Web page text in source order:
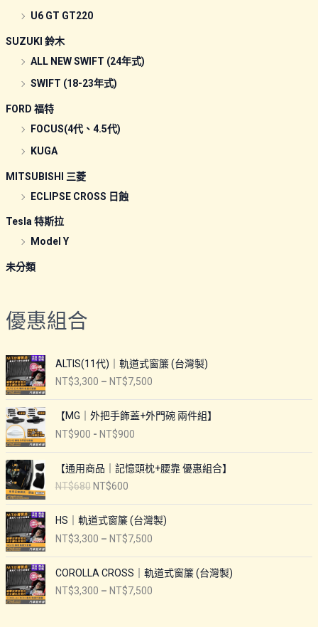
U6 GT GT220
SUZUKI 鈴木
ALL NEW SWIFT (24年式)
SWIFT (18-23年式)
FORD 福特
FOCUS(4代、4.5代)
KUGA
MITSUBISHI 三菱
ECLIPSE CROSS 日蝕
Tesla 特斯拉
Model Y
未分類
優惠組合
ALTIS(11代)｜軌道式窗簾 (台灣製)
NT$3,300 – NT$7,500價
範
N
T
,
0
0
到
N
【MG｜外把手飾蓋+外門碗 兩件組】
NT$900 - NT$900
【通用商品｜記憶頭枕+腰靠 優惠組合】
NT$680 原
價
：
N
T
$
NT$600目
價
：
N
T
$
HS｜軌道式窗簾 (台灣製)
NT$3,300 – NT$7,500價
範
COROLLA CROSS｜軌道式窗簾 (台灣製)
NT$3,300 – NT$7,500價